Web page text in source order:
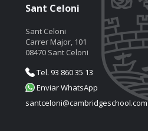
Sant Celoni
Sant Celoni
Carrer Major, 101
08470 Sant Celoni
Tel. 93 860 35 13
Enviar WhatsApp
santceloni@cambridgeschool.com